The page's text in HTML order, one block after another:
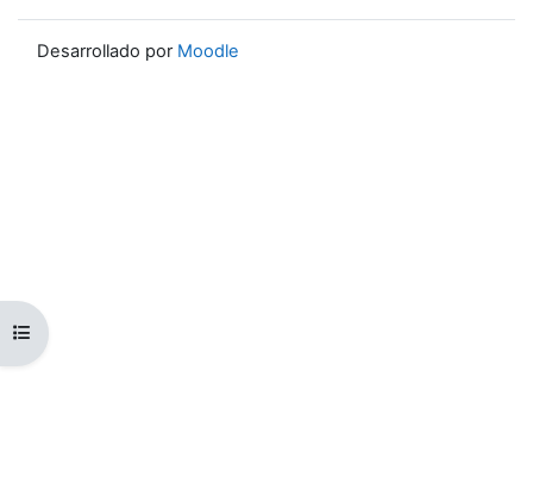
Abrir índice del curso
Desarrollado por Moodle